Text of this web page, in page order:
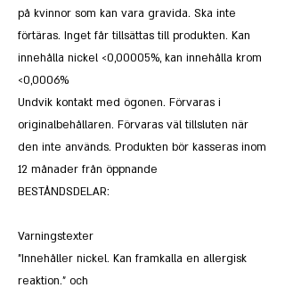
på kvinnor som kan vara gravida. Ska inte
förtäras. Inget får tillsättas till produkten. Kan
innehålla nickel <0,00005%, kan innehålla krom
<0,0006%
Undvik kontakt med ögonen. Förvaras i
originalbehållaren. Förvaras väl tillsluten när
den inte används. Produkten bör kasseras inom
12 månader från öppnande
BESTÅNDSDELAR:
Varningstexter
”Innehåller nickel. Kan framkalla en allergisk
reaktion.” och